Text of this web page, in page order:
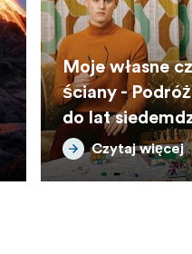
Moje własne
ściany -
do lat
podczas
Czytaj więcej